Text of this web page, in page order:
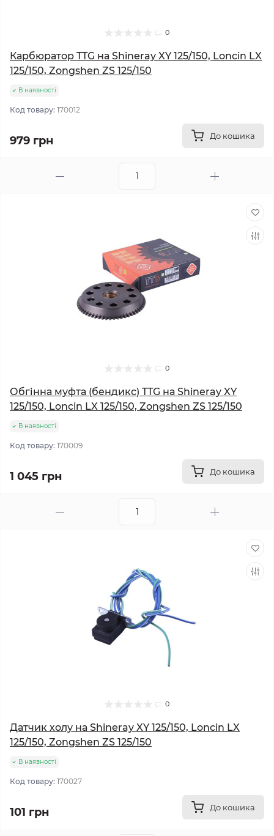
0
Карбюратор TTG на Shineray XY 125/150, Loncin LX
125/150, Zongshen ZS 125/150
В наявності
Код товару: 170012
979 грн До кошика
0
Обгінна муфта (бендикс) TTG на Shineray XY
125/150, Loncin LX 125/150, Zongshen ZS 125/150
В наявності
Код товару: 170009
1 045 грн До кошика
0
Датчик холу на Shineray XY 125/150, Loncin LX
125/150, Zongshen ZS 125/150
В наявності
Код товару: 170027
101 грн До кошика